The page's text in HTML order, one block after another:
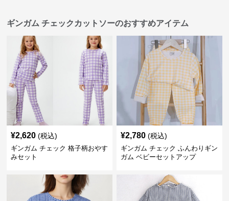
ギンガム チェックカットソーのおすすめアイテム
¥2,620 (税込)
ギンガム チェック 格子柄おやす
みセット
¥2,780 (税込)
ギンガム チェック ふんわりギン
ガム ベビーセットアップ